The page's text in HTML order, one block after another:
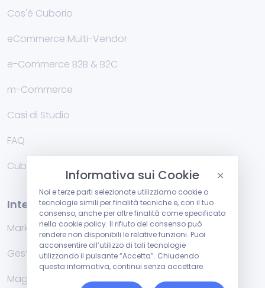
Cos'è Cuborio
eCommerce Multi-Vendor
e-Commerce B2B & B2C
m-Commerce
Casi di Studio
FAQ
Cublog
Integrazioni
Marketplace
Gestionali di fatturazione
Magazzino
Informativa sui Cookie
Noi e terze parti selezionate utilizziamo cookie o
tecnologie simili per finalità tecniche e, con il tuo
consenso, anche per altre finalità come specificato
nella cookie policy. Il rifiuto del consenso può
rendere non disponibili le relative funzioni. Puoi
acconsentire all’utilizzo di tali tecnologie
utilizzando il pulsante “Accetta”. Chiudendo
questa informativa, continui senza accettare.